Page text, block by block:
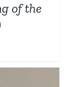
of the